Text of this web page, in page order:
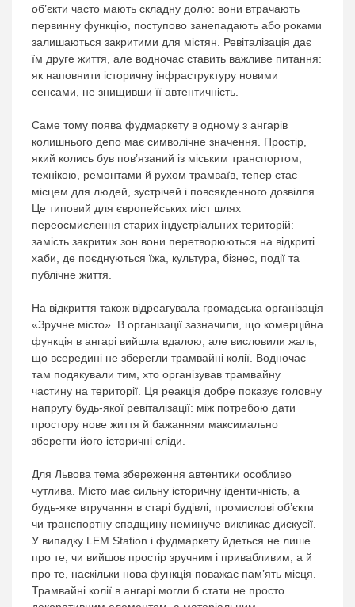
об’єкти часто мають складну долю: вони втрачають
первинну функцію, поступово занепадають або роками
залишаються закритими для містян. Ревіталізація дає
їм друге життя, але водночас ставить важливе питання:
як наповнити історичну інфраструктуру новими
сенсами, не знищивши її автентичність.
Саме тому поява фудмаркету в одному з ангарів
колишнього депо має символічне значення. Простір,
який колись був пов’язаний із міським транспортом,
технікою, ремонтами й рухом трамваїв, тепер стає
місцем для людей, зустрічей і повсякденного дозвілля.
Це типовий для європейських міст шлях
переосмислення старих індустріальних територій:
замість закритих зон вони перетворюються на відкриті
хаби, де поєднуються їжа, культура, бізнес, події та
публічне життя.
На відкриття також відреагувала громадська організація
«Зручне місто». В організації зазначили, що комерційна
функція в ангарі вийшла вдалою, але висловили жаль,
що всередині не зберегли трамвайні колії. Водночас
там подякували тим, хто організував трамвайну
частину на території. Ця реакція добре показує головну
напругу будь-якої ревіталізації: між потребою дати
простору нове життя й бажанням максимально
зберегти його історичні сліди.
Для Львова тема збереження автентики особливо
чутлива. Місто має сильну історичну ідентичність, а
будь-яке втручання в старі будівлі, промислові об’єкти
чи транспортну спадщину неминуче викликає дискусії.
У випадку LEM Station і фудмаркету йдеться не лише
про те, чи вийшов простір зручним і привабливим, а й
про те, наскільки нова функція поважає пам’ять місця.
Трамвайні колії в ангарі могли б стати не просто